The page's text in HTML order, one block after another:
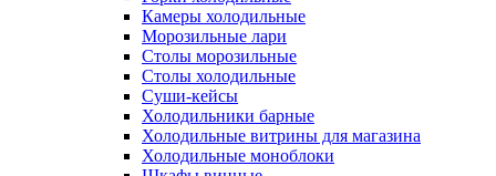
Камеры холодильные
Морозильные лари
Столы морозильные
Столы холодильные
Суши-кейсы
Холодильники барные
Холодильные витрины для магазина
Холодильные моноблоки